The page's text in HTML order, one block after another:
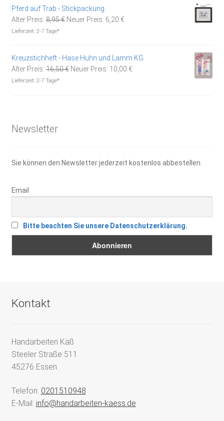
Pferd auf Trab - Stickpackung
Alter Preis: 8,95€ Ursprünglicher
Neuer Preis: 6,20 €Aktueller
Lieferzeit: 2-7 Tage*
Kreuzstichheft - Hase Huhn und Lamm KG
Alter Preis: 16,50€ Ursprünglicher
Neuer Preis: 10,00 €Aktueller
Lieferzeit: 2-7 Tage*
Newsletter
Sie können den Newsletter jederzeit kostenlos abbestellen.
Email
Bitte beachten Sie unsere Datenschutzerklärung.
Kontakt
Handarbeiten Käß
Steeler Straße 511
45276 Essen
Telefon: 0201510948
E-Mail: info@handarbeiten-kaess.de